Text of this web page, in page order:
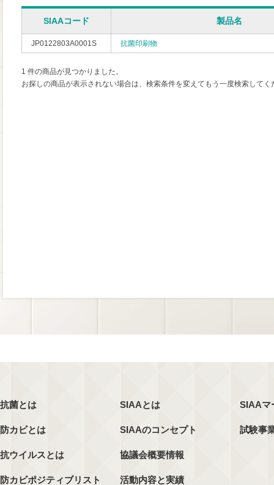
SIAAコード 製品名
JP0122803A0001S 抗菌印刷物
1 件の商品が見つかりました。
お探しの商品が表示されない場合は、検索条件を変えてもう一度検索してく
抗菌とは
防カビとは
抗ウイルスとは
防カビポジティブリスト
SIAAとは
SIAAのコンセプト
協議会概要情報
活動内容と実績
SIAAマ
試験事